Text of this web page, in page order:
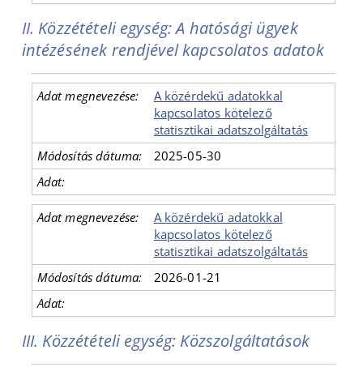
II. Közzétételi egység: A hatósági ügyek
intézésének rendjével kapcsolatos adatok
A közérdekű adatokkal
kapcsolatos kötelező
statisztikai adatszolgáltatás
2025-05-30
A közérdekű adatokkal
kapcsolatos kötelező
statisztikai adatszolgáltatás
2026-01-21
III. Közzétételi egység: Közszolgáltatások